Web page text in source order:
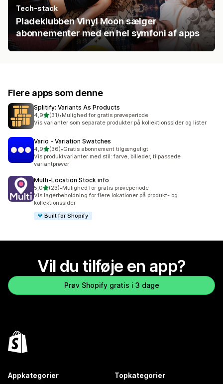
Tech-stack
Pladeklubben Vinyl Moon sælger
abonnementer med en hel symfoni af apps
Flere apps som denne
Splitify: Variants As Products
4,9ud af 5 stjerner
(31)
31 anmeldelser i alt
•Mulighed for gratis prøveperiode
Vis varianter som separate produkter på kollektionssider og lister
Vario ‑ Variation Swatches
4,9ud af 5 stjerner
(36)
36 anmeldelser i alt
•Gratis abonnement tilgængeligt
Vis produktvarianter med stil: farve, billeder, tilpassede
variantprøver
Multi‑Location Stock info
5,0ud af 5 stjerner
(23)
23 anmeldelser i alt
•Mulighed for gratis prøveperiode
Vis lagerbeholdning for flere lokationer på produkt- og
kollektionssider
Built for Shopify
Vil du tilføje en app?
Prøv Shopify gratis i 3 dage
Appkategorier Topkategorier